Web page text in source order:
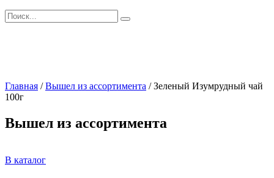
Искать:
Главная /Вышел из ассортимента /Зеленый Изумрудный чай
100г
Вышел из ассортимента
В каталог